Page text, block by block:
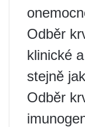
Odběr
klinické
stejně
Odběr